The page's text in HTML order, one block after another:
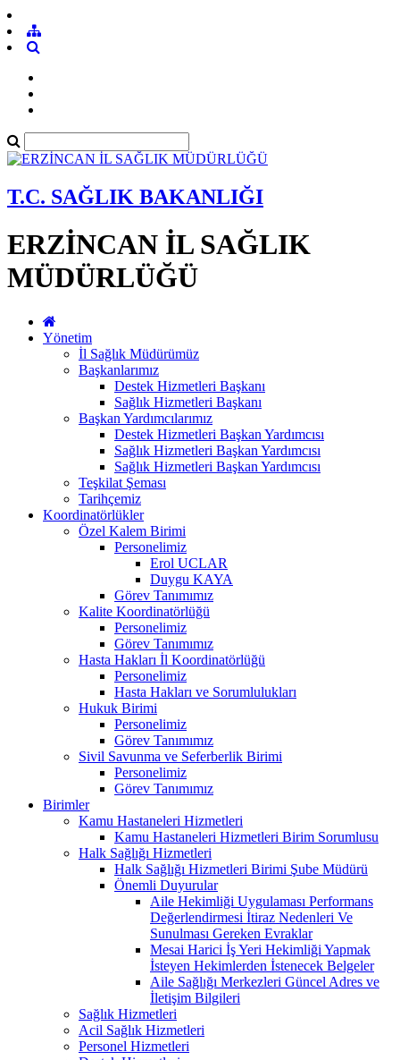
T.C. SAĞLIK BAKANLIĞI
ERZİNCAN İL SAĞLIK
MÜDÜRLÜĞÜ
Yönetim
İl Sağlık Müdürümüz
Başkanlarımız
Destek Hizmetleri Başkanı
Sağlık Hizmetleri Başkanı
Başkan Yardımcılarımız
Destek Hizmetleri Başkan Yardımcısı
Sağlık Hizmetleri Başkan Yardımcısı
Sağlık Hizmetleri Başkan Yardımcısı
Teşkilat Şeması
Tarihçemiz
Koordinatörlükler
Özel Kalem Birimi
Personelimiz
Erol UCLAR
Duygu KAYA
Görev Tanımımız
Kalite Koordinatörlüğü
Personelimiz
Görev Tanımımız
Hasta Hakları İl Koordinatörlüğü
Personelimiz
Hasta Hakları ve Sorumlulukları
Hukuk Birimi
Personelimiz
Görev Tanımımız
Sivil Savunma ve Seferberlik Birimi
Personelimiz
Görev Tanımımız
Birimler
Kamu Hastaneleri Hizmetleri
Kamu Hastaneleri Hizmetleri Birim Sorumlusu
Halk Sağlığı Hizmetleri
Halk Sağlığı Hizmetleri Birimi Şube Müdürü
Önemli Duyurular
Aile Hekimliği Uygulaması Performans
Değerlendirmesi İtiraz Nedenleri Ve
Sunulması Gereken Evraklar
Mesai Harici İş Yeri Hekimliği Yapmak
İsteyen Hekimlerden İstenecek Belgeler
Aile Sağlığı Merkezleri Güncel Adres ve
İletişim Bilgileri
Sağlık Hizmetleri
Acil Sağlık Hizmetleri
Personel Hizmetleri